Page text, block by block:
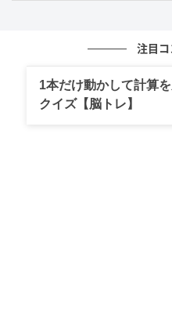
注目
1本だけ動かして計算
クイズ【脳トレ】